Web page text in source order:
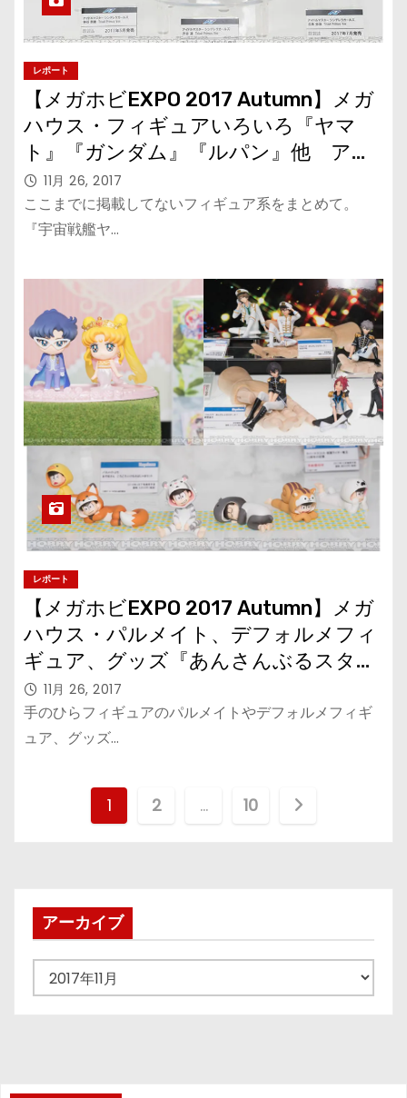
レポート
【メガホビEXPO 2017 Autumn】メガ
ハウス・フィギュアいろいろ『ヤマ
ト』『ガンダム』『ルパン』他 アル
ファオメガの10周年記念展示も！
11月 26, 2017
ここまでに掲載してないフィギュア系をまとめて。
『宇宙戦艦ヤ…
レポート
【メガホビEXPO 2017 Autumn】メガ
ハウス・パルメイト、デフォルメフィ
ギュア、グッズ『あんさんぶるスター
ズ！』『セーラームーン』『おそ松さ
ん』『3丁目のおるふぇんちゅ』『ナ
ルト』その他
11月 26, 2017
手のひらフィギュアのパルメイトやデフォルメフィギ
ュア、グッズ…
投
ペ
ー
ジ
1 2 … 10
アーカイブ
ー